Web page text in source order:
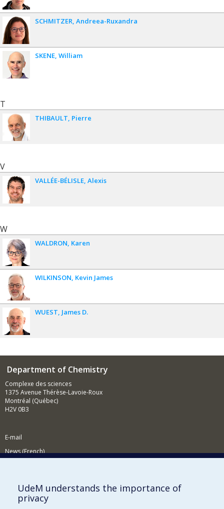
SCHMITZER Andreea-Ruxandra
SKENE William
T
THIBAULT Pierre
V
VALLÉE-BÉLISLE Alexis
W
WALDRON Karen
WILKINSON Kevin James
WUEST James D.
Department of Chemistry
Complexe des sciences
1375 Avenue Thérèse-Lavoie-Roux
Montréal (Québec)
H2V 0B3
E-mail
News (French)
Supporting the Department
NEED HELP?
UdeM understands the importance of
privacy